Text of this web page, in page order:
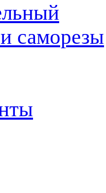
саморезы